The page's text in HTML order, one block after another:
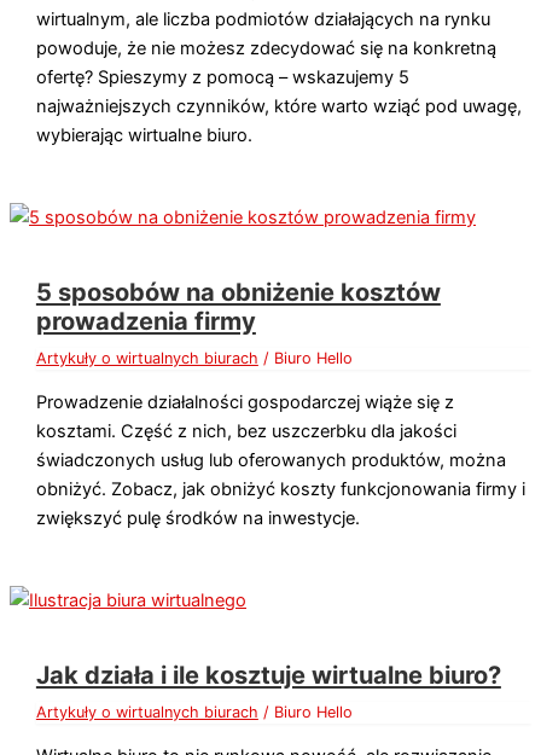
wirtualnym, ale liczba podmiotów działających na rynku
powoduje, że nie możesz zdecydować się na konkretną
ofertę? Spieszymy z pomocą – wskazujemy 5
najważniejszych czynników, które warto wziąć pod uwagę,
wybierając wirtualne biuro.
5 sposobów na obniżenie kosztów
prowadzenia firmy
Artykuły o wirtualnych biurach / Biuro Hello
Prowadzenie działalności gospodarczej wiąże się z
kosztami. Część z nich, bez uszczerbku dla jakości
świadczonych usług lub oferowanych produktów, można
obniżyć. Zobacz, jak obniżyć koszty funkcjonowania firmy i
zwiększyć pulę środków na inwestycje.
Jak działa i ile kosztuje wirtualne biuro?
Artykuły o wirtualnych biurach / Biuro Hello